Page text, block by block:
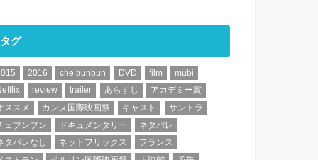
タグ
2016 che bunbun DVD film
mubi
review trailer あらすじ
アカデミー賞
ススメ
カンヌ国際映画祭 キャスト
サントラ
ェブンブン
ドキュメンタリー
ネタバレ
タバレなし
ネットフリックス
フランス